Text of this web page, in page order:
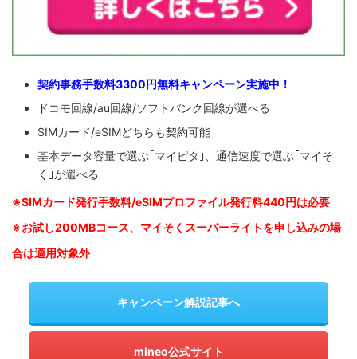
契約事務手数料3300円無料キャンペーン実施中！
ドコモ回線/au回線/ソフトバンク回線が選べる
SIMカード/eSIMどちらも契約可能
基本データ容量で選ぶ｢マイピタ｣、通信速度で選ぶ｢マイそ
く｣が選べる
※SIMカード発行手数料/eSIMプロファイル発行料440円は必要
※お試し200MBコース、マイそくスーパーライトを申し込みの場
合は適用対象外
キャンペーン解説記事へ
mineo公式サイト